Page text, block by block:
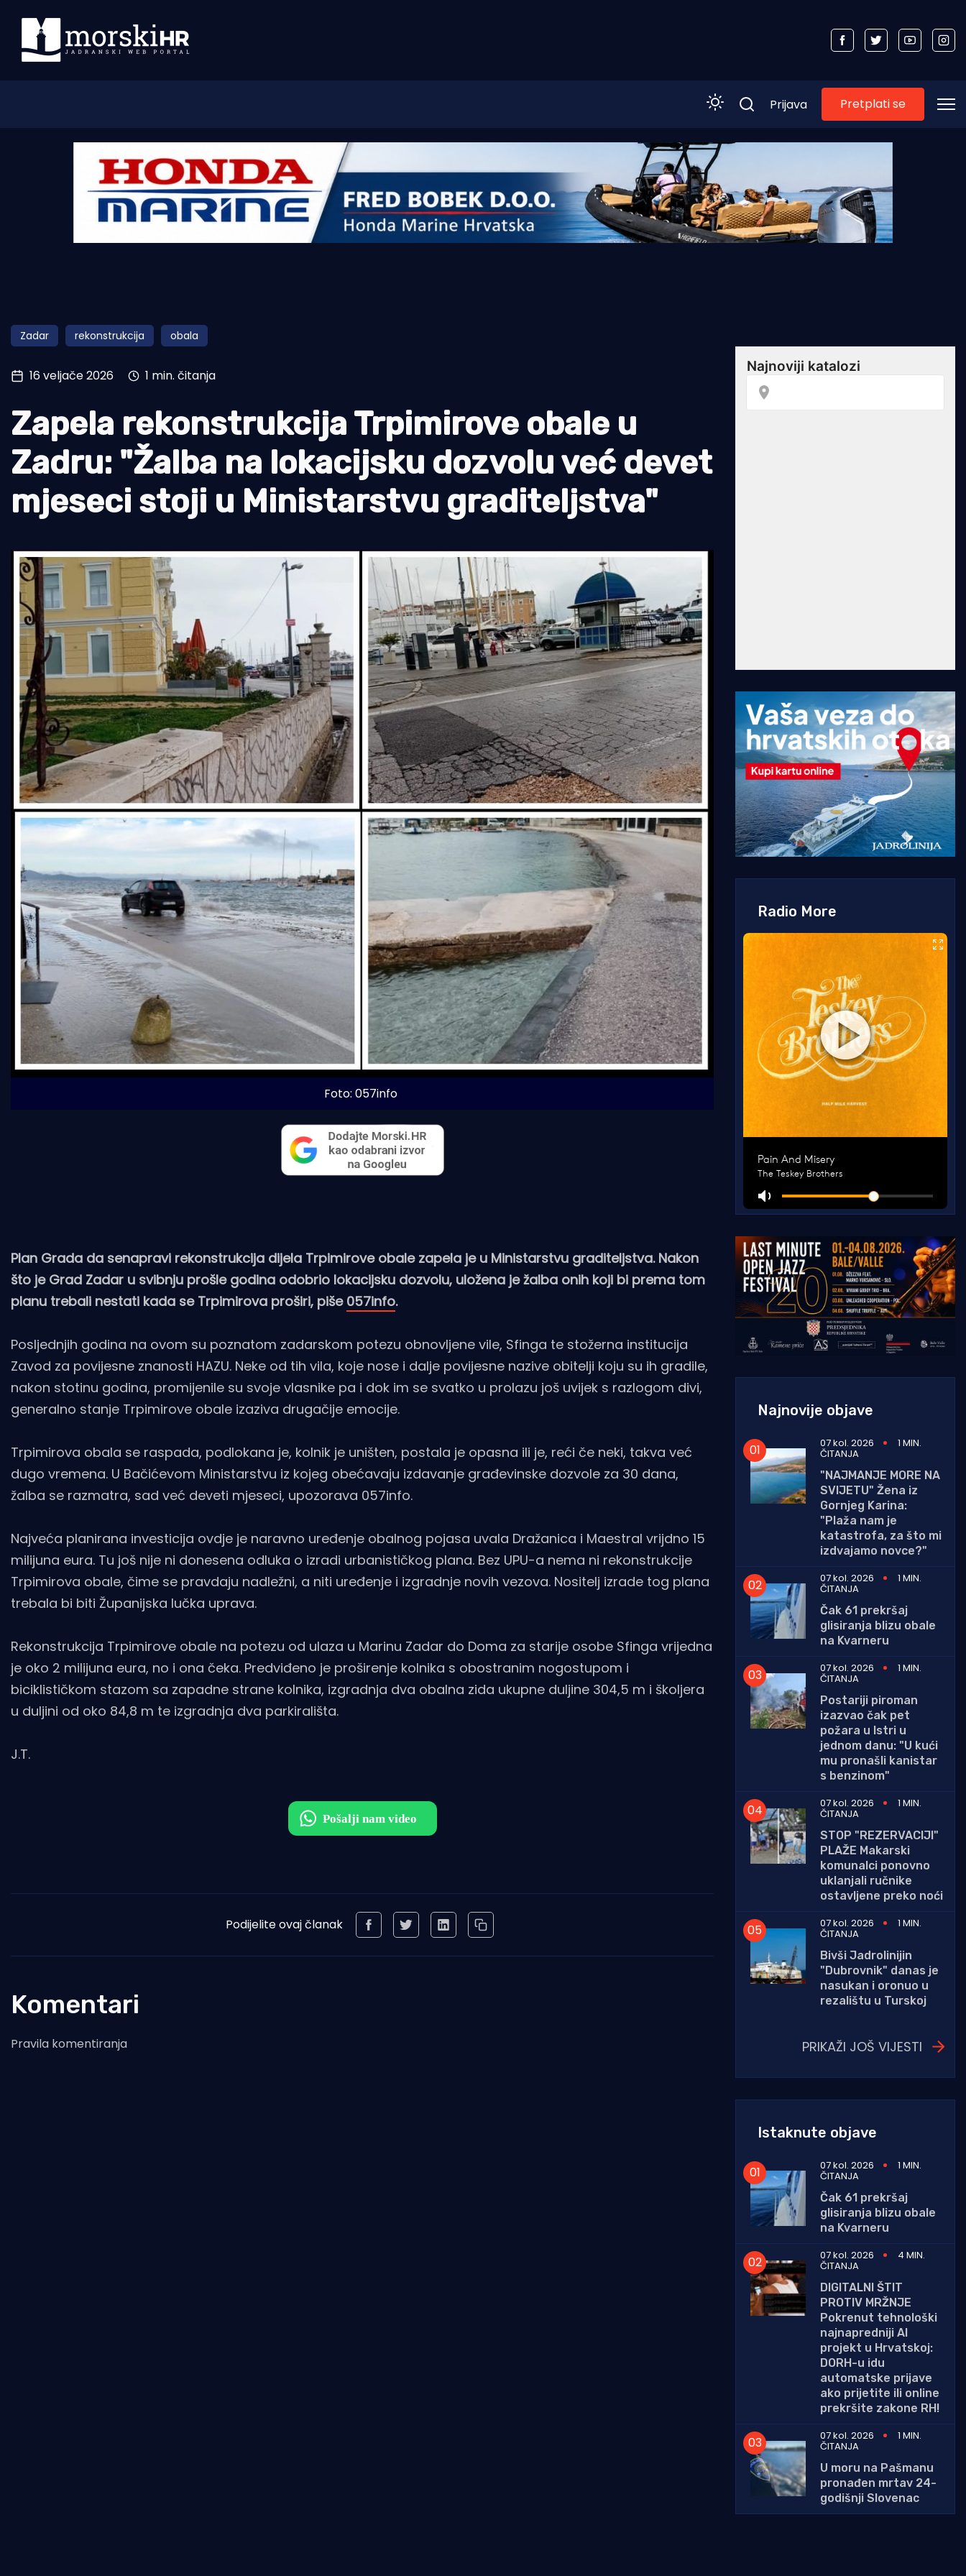
Morski plus
Pomorstvo
Ribolov
Tradicija i kultura
Prijava Pretplati se
Zadar rekonstrukcija obala
16 veljače 2026 1 min. čitanja
Zapela rekonstrukcija Trpimirove obale u
Zadru: "Žalba na lokacijsku dozvolu već devet
mjeseci stoji u Ministarstvu graditeljstva"
Foto: 057info
Plan Grada da senapravi rekonstrukcija dijela Trpimirove obale zapela je u Ministarstvu graditeljstva. Nakon
što je Grad Zadar u svibnju prošle godina odobrio lokacijsku dozvolu, uložena je žalba onih koji bi prema tom
planu trebali nestati kada se Trpimirova proširi, piše 057info.
Posljednjih godina na ovom su poznatom zadarskom potezu obnovljene vile, Sfinga te stožerna institucija
Zavod za povijesne znanosti HAZU. Neke od tih vila, koje nose i dalje povijesne nazive obitelji koju su ih gradile,
nakon stotinu godina, promijenile su svoje vlasnike pa i dok im se svatko u prolazu još uvijek s razlogom divi,
generalno stanje Trpimirove obale izaziva drugačije emocije.
Trpimirova obala se raspada, podlokana je, kolnik je uništen, postala je opasna ili je, reći če neki, takva već
dugo vremena. U Bačićevom Ministarstvu iz kojeg obećavaju izdavanje građevinske dozvole za 30 dana,
žalba se razmatra, sad već deveti mjeseci, upozorava 057info.
Najveća planirana investicija ovdje je naravno uređenje obalnog pojasa uvala Dražanica i Maestral vrijdno 15
milijuna eura. Tu još nije ni donesena odluka o izradi urbanističkog plana. Bez UPU-a nema ni rekonstrukcije
Trpimirova obale, čime se pravdaju nadležni, a niti uređenje i izgradnje novih vezova. Nositelj izrade tog plana
trebala bi biti Županijska lučka uprava.
Rekonstrukcija Trpimirove obale na potezu od ulaza u Marinu Zadar do Doma za starije osobe Sfinga vrijedna
je oko 2 milijuna eura, no i ona čeka. Predviđeno je proširenje kolnika s obostranim nogostupom i
biciklističkom stazom sa zapadne strane kolnika, izgradnja dva obalna zida ukupne duljine 304,5 m i školjera
u duljini od oko 84,8 m te izgradnja dva parkirališta.
J.T.
Podijelite ovaj članak
Komentari
Pravila komentiranja
Radio More
Najnovije objave
07 kol. 2026 1 MIN.
ČITANJA
"NAJMANJE MORE NA
SVIJETU" Žena iz
Gornjeg Karina:
"Plaža nam je
katastrofa, za što mi
izdvajamo novce?"
07 kol. 2026
1 MIN.
ČITANJA
Čak 61 prekršaj
glisiranja blizu obale
na Kvarneru
07 kol. 2026
1 MIN.
ČITANJA
Postariji piroman
izazvao čak pet
požara u Istri u
jednom danu: "U kući
mu pronašli kanistar
s benzinom"
07 kol. 2026
1 MIN.
ČITANJA
STOP "REZERVACIJI"
PLAŽE Makarski
komunalci ponovno
uklanjali ručnike
ostavljene preko noći
07 kol. 2026
1 MIN.
ČITANJA
Bivši Jadrolinijin
"Dubrovnik" danas je
nasukan i oronuo u
rezalištu u Turskoj
PRIKAŽI JOŠ VIJESTI
Istaknute objave
07 kol. 2026 1 MIN.
ČITANJA
Čak 61 prekršaj
glisiranja blizu obale
na Kvarneru
07 kol. 2026
4 MIN.
ČITANJA
DIGITALNI ŠTIT
PROTIV MRŽNJE
Pokrenut tehnološki
najnapredniji AI
projekt u Hrvatskoj:
DORH-u idu
automatske prijave
ako prijetite ili online
prekršite zakone RH!
07 kol. 2026
1 MIN.
ČITANJA
U moru na Pašmanu
pronađen mrtav 24-
godišnji Slovenac